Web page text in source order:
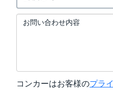
お問い合わせ内容
コンカーはお客様のプラ